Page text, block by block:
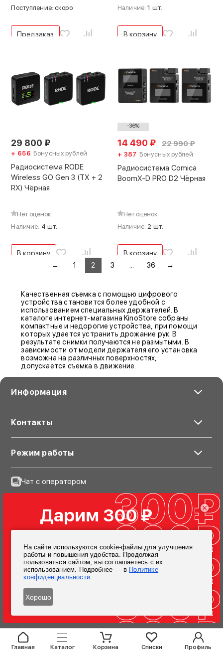
Дарим 300 ₽
Для их получения зарегистрируйтесь
в личном кабинете
Зарегистрироваться
при заказе от 4000 ₽
Главная Каталог Корзина Списки Профиль
Поступление: скоро
Предзаказ
Наличие:1 шт.
В корзину
29 800 ₽
+ 656 Бонусных рублей
Радиосистема RODE
Wireless GO Gen 3 (TX + 2
RX) Чёрная
Нет оценок
Наличие: 4 шт.
В корзину
-36%
14 490 ₽ 22 990₽
+ 387 Бонусных рублей
Радиосистема Comica
BoomX-D PRO D2 Чёрная
Нет оценок
Наличие: 2 шт.
В корзину
←
1 2 3 ... 36 →
Качественная съемка с помощью цифрового
устройства становится более удобной с
использованием специальных держателей. В
каталоге интернет-магазина KinoStore собраны
компактные и недорогие устройства, при помощи
которых удается устранить дрожание рук. В
результате снимки получаются не размытыми. В
зависимости от модели держателя его установка
возможна на различных поверхностях,
допускается съемка в движение.
Информация
Контакты
Режим работы
Чат с оператором
Telegram
Подписаться
Согласен на обработку персональных данных
На сайте используются cookie-файлы для улучшения
работы и повышения удобства. Продолжая
пользоваться сайтом, вы соглашаетесь с их
использованием. Подробнее — в Политике
конфиденциальности.
Хорошо